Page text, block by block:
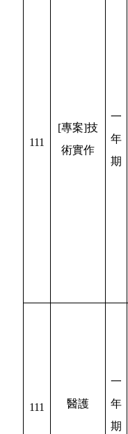
111
[專案]技
術實作
一
年
期
111 醫護
一
年
期